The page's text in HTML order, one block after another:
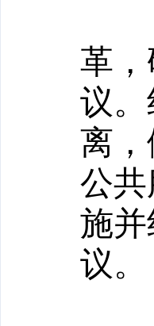
革，
议
离
公
施
议。